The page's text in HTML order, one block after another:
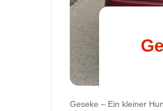
Geseke – Ein kleiner